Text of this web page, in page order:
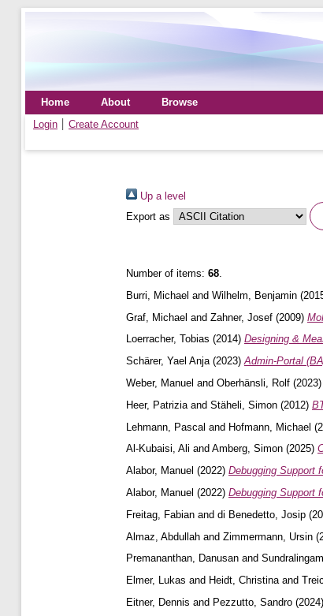
Home About
Browse
Login
Create Account
Up a level
Export as
Number of items: 68.
Burri, Michael and Wilhelm, Benjamin
Graf, Michael and Zahner, Josef (2009)
Loerracher, Tobias (2014) Designing &
Schärer, Yael Anja(2023)Admin-Portal
Weber, Manuel and Oberhänsli, Rolf (2023)
Heer, Patrizia and Stäheli, Simon (2012)
Lehmann, Pascal and Hofmann, Michael
Al-Kubaisi, Ali and Amberg, Simon (2025)
Alabor, Manuel (2022) Debugging Support
Alabor, Manuel (2022) Debugging Support
Freitag, Fabian and di Benedetto, Josip
Almaz, Abdullah and Zimmermann, Ursin
Premananthan, Danusan and
Elmer, Lukas and Heidt, Christinaand
Eitner, Dennis and Pezzutto, Sandro (2024)